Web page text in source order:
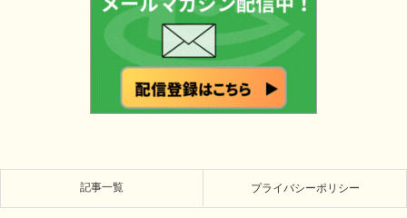
記事一覧 プライバシーポリシー